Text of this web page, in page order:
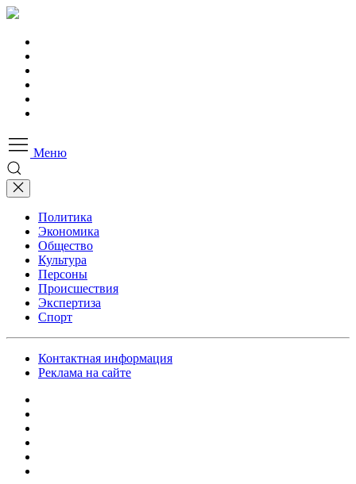
Меню
Политика
Экономика
Общество
Культура
Персоны
Происшествия
Экспертиза
Спорт
Контактная информация
Реклама на сайте